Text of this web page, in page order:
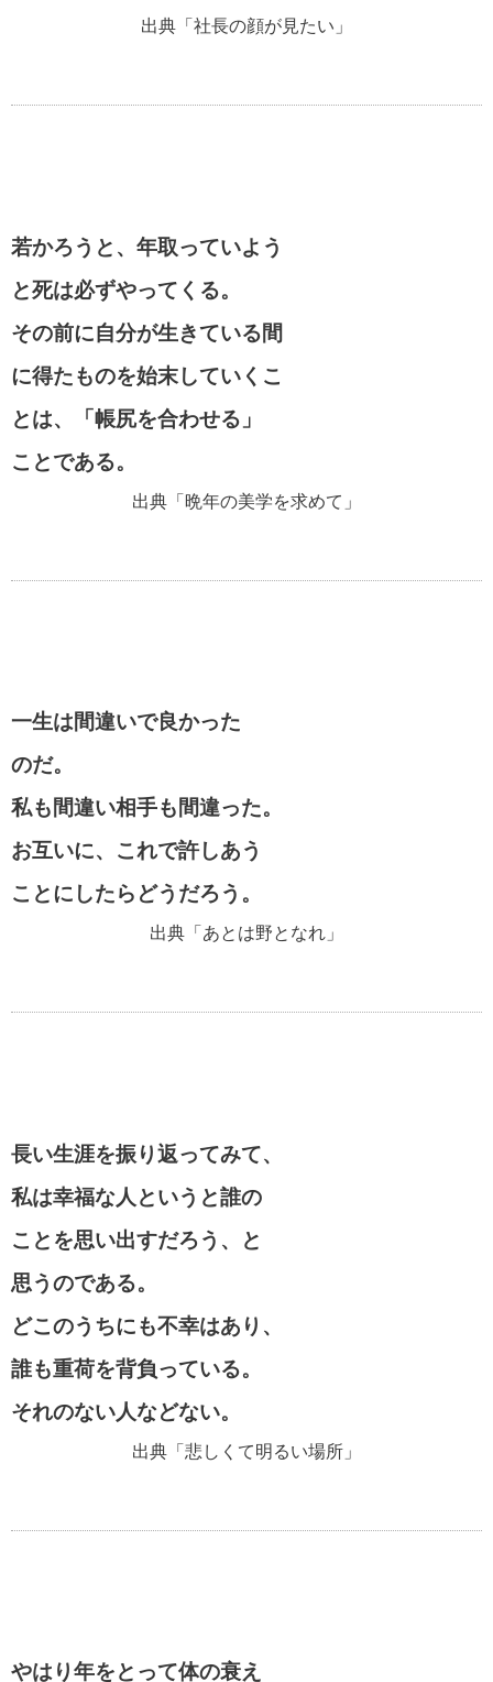
出典「社長の顔が見たい」
若かろうと、年取っていよう
と死は必ずやってくる。
その前に自分が生きている間
に得たものを始末していくこ
とは、「帳尻を合わせる」
ことである。
出典「晩年の美学を求めて」
一生は間違いで良かった
のだ。
私も間違い相手も間違った。
お互いに、これで許しあう
ことにしたらどうだろう。
出典「あとは野となれ」
長い生涯を振り返ってみて、
私は幸福な人というと誰の
ことを思い出すだろう、と
思うのである。
どこのうちにも不幸はあり、
誰も重荷を背負っている。
それのない人などない。
出典「悲しくて明るい場所」
やはり年をとって体の衰え